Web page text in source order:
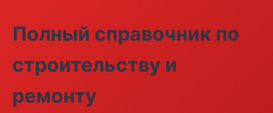
Полный справочник по
строительству и
ремонту